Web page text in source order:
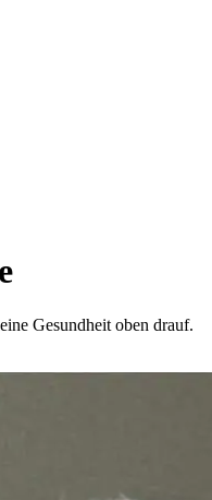
Gesundheit oben drauf.